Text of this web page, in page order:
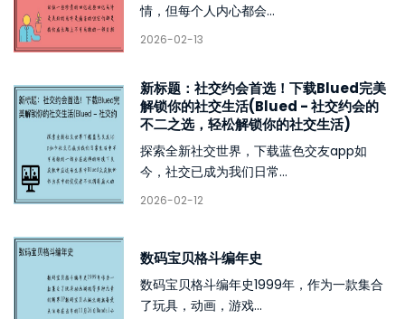
情，但每个人内心都会...
2026-02-13
新标题：社交约会首选！下载Blued完美
解锁你的社交生活(Blued - 社交约会的
不二之选，轻松解锁你的社交生活)
探索全新社交世界，下载蓝色交友app如
今，社交已成为我们日常...
2026-02-12
数码宝贝格斗编年史
数码宝贝格斗编年史1999年，作为一款集合
了玩具，动画，游戏...